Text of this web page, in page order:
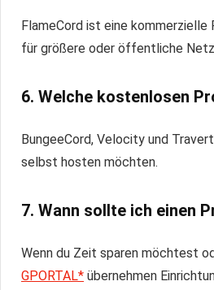
FlameCord ist eine
für größere oder öffentliche
6. Welche kostenlosen
BungeeCord, Velocity und
selbst hosten möchten.
7. Wann sollte ich einen
Wenn du Zeit sparen möchtest
GPORTAL* übernehmen